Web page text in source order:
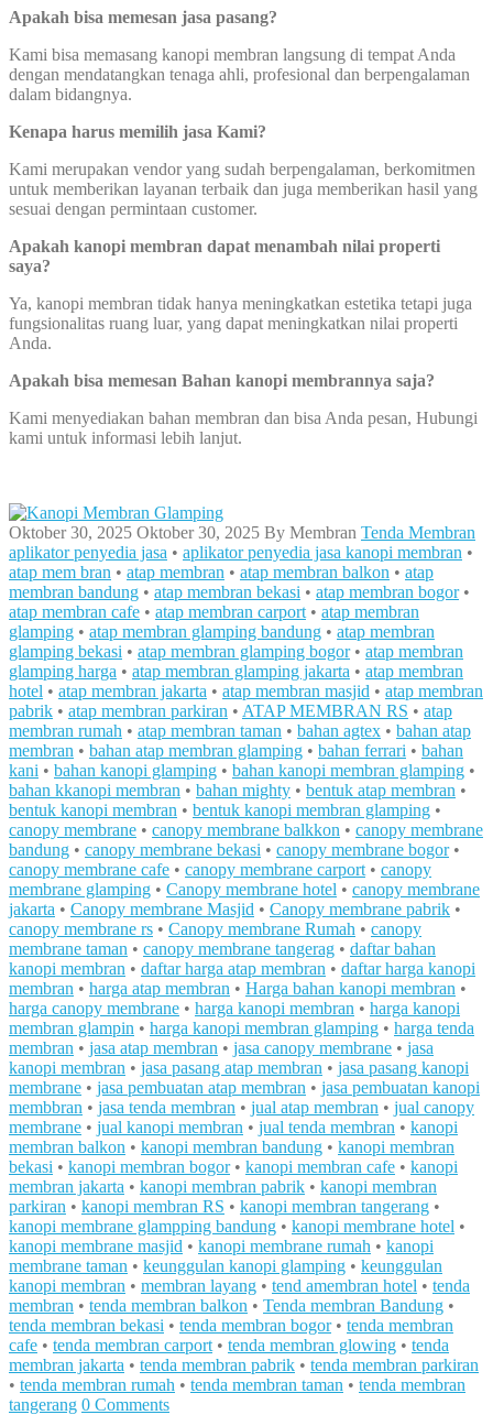
Apakah bisa memesan jasa pasang?
Kami bisa memasang kanopi membran langsung di tempat Anda
dengan mendatangkan tenaga ahli, profesional dan berpengalaman
dalam bidangnya.
Kenapa harus memilih jasa Kami?
Kami merupakan vendor yang sudah berpengalaman, berkomitmen
untuk memberikan layanan terbaik dan juga memberikan hasil yang
sesuai dengan permintaan customer.
Apakah kanopi membran dapat menambah nilai properti
saya?
Ya, kanopi membran tidak hanya meningkatkan estetika tetapi juga
fungsionalitas ruang luar, yang dapat meningkatkan nilai properti
Anda.
Apakah bisa memesan Bahan kanopi membrannya saja?
Kami menyediakan bahan membran dan bisa Anda pesan, Hubungi
kami untuk informasi lebih lanjut.
Oktober 30, 2025 Oktober 30, 2025 By Membran Tenda Membran
aplikator penyedia jasa • aplikator penyedia jasa kanopi membran •
atap mem bran • atap membran • atap membran balkon • atap
membran bandung • atap membran bekasi • atap membran bogor•
atap membran cafe • atap membran carport • atap membran
glamping • atap membran glamping bandung • atap membran
glamping bekasi • atap membran glamping bogor• atap membran
glamping harga • atap membran glamping jakarta • atap membran
hotel • atap membran jakarta • atap membran masjid • atap membran
pabrik • atap membran parkiran • ATAP MEMBRAN RS • atap
membran rumah • atap membran taman • bahan agtex • bahan atap
membran • bahan atap membran glamping • bahan ferrari • bahan
kani • bahan kanopi glamping • bahan kanopi membran glamping •
bahan kkanopi membran • bahan mighty • bentuk atap membran •
bentuk kanopi membran • bentuk kanopi membran glamping •
canopy membrane • canopy membrane balkkon • canopy membrane
bandung • canopy membrane bekasi • canopy membrane bogor•
canopy membrane cafe • canopy membrane carport • canopy
membrane glamping • Canopy membrane hotel • canopy membrane
jakarta • Canopy membrane Masjid • Canopy membrane pabrik •
canopy membrane rs • Canopy membrane Rumah • canopy
membrane taman • canopy membrane tangerag • daftar bahan
kanopi membran • daftar harga atap membran • daftar harga kanopi
membran • harga atap membran • Harga bahan kanopi membran •
harga canopy membrane • harga kanopi membran • harga kanopi
membran glampin • harga kanopi membran glamping • harga tenda
membran • jasa atap membran • jasa canopy membrane • jasa
kanopi membran • jasa pasang atap membran • jasa pasang kanopi
membrane • jasa pembuatan atap membran • jasa pembuatan kanopi
membbran • jasa tenda membran • jual atap membran • jual canopy
membrane • jual kanopi membran • jual tenda membran • kanopi
membran balkon • kanopi membran bandung • kanopi membran
bekasi • kanopi membran bogor• kanopi membran cafe • kanopi
membran jakarta • kanopi membran pabrik • kanopi membran
parkiran • kanopi membran RS • kanopi membran tangerang •
kanopi membrane glampping bandung • kanopi membrane hotel •
kanopi membrane masjid • kanopi membrane rumah • kanopi
membrane taman • keunggulan kanopi glamping • keunggulan
kanopi membran • membran layang • tend amembran hotel • tenda
membran • tenda membran balkon • Tenda membran Bandung •
tenda membran bekasi • tenda membran bogor• tenda membran
cafe • tenda membran carport • tenda membran glowing • tenda
membran jakarta • tenda membran pabrik • tenda membran parkiran
• tenda membran rumah • tenda membran taman • tenda membran
tangerang 0 Comments